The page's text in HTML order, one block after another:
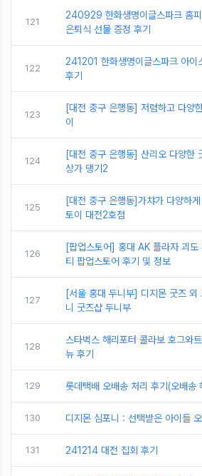
121
240929 한화생명이글스파크 홈
은퇴식 선물 증정 후기
122
241201 한화생명이글스파크 아이
후기
123
[대전 중구 은행동] 저렴하고 다양
이
124
[대전 중구 은행동] 산리오 다양한
상가 댕기2
125
[대전 중구 은행동]가챠가 다양하
토이 대전2호점
126
[팝업스토어] 홍대 AK 플라자 괴도
티 팝업스토어 후기 및 정보
127
[서울 홍대 두니부] 디지몬 굿즈 외
니 굿즈샵 두니부
128
스타벅스 해리포터 콜라보 호그와
뉴 후기
129 롯데택배 오배송 처리 후기(오배송
130 디지몬 심포니 : 선택받은 아이들
131 241214 대전 집회 후기